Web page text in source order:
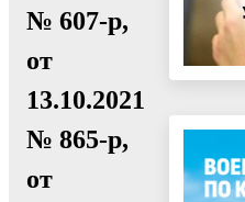
№ 607-р,
от
13.10.2021
№ 865-р,
от